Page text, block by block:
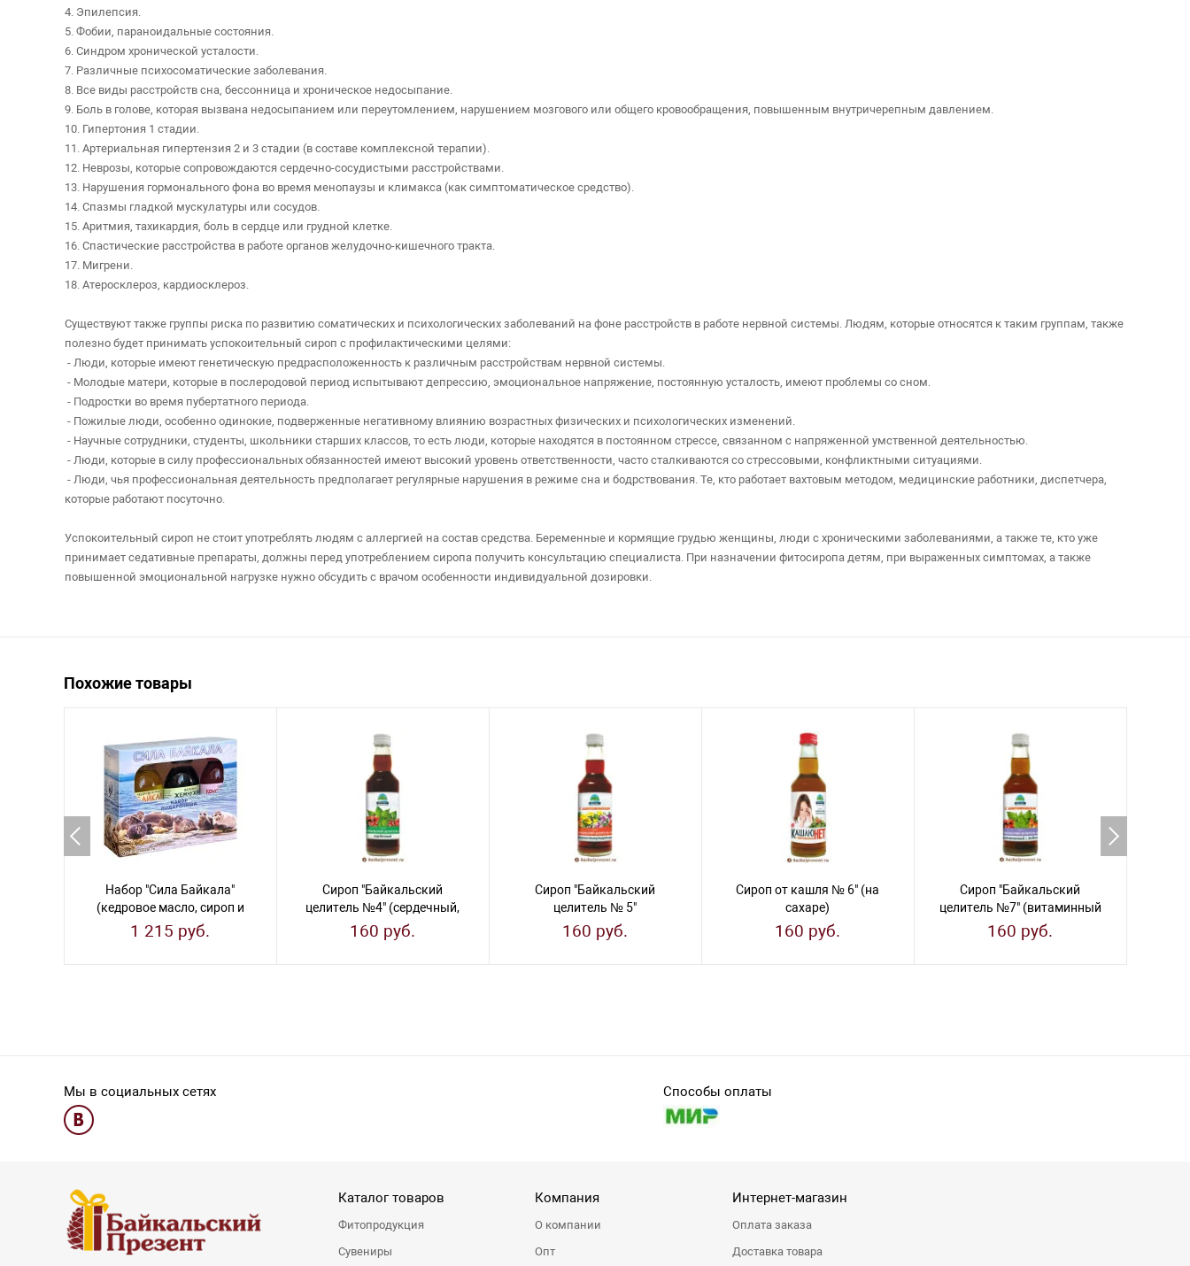
4. Эпилепсия.
5. Фобии, параноидальные состояния.
6. Синдром хронической усталости.
7. Различные психосоматические заболевания.
8. Все виды расстройств сна, бессонница и хроническое недосыпание.
9. Боль в голове, которая вызвана недосыпанием или переутомлением, нарушением мозгового или общего кровообращения, повышенным внутричерепным давлением.
10. Гипертония 1 стадии.
11. Артериальная гипертензия 2 и 3 стадии (в составе комплексной терапии).
12. Неврозы, которые сопровождаются сердечно-сосудистыми расстройствами.
13. Нарушения гормонального фона во время менопаузы и климакса (как симптоматическое средство).
14. Спазмы гладкой мускулатуры или сосудов.
15. Аритмия, тахикардия, боль в сердце или грудной клетке.
16. Спастические расстройства в работе органов желудочно-кишечного тракта.
17. Мигрени.
18. Атеросклероз, кардиосклероз.
Существуют также группы риска по развитию соматических и психологических заболеваний на фоне расстройств в работе нервной системы. Людям, которые относятся к таким группам, также
полезно будет принимать успокоительный сироп с профилактическими целями:
- Люди, которые имеют генетическую предрасположенность к различным расстройствам нервной системы.
- Молодые матери, которые в послеродовой период испытывают депрессию, эмоциональное напряжение, постоянную усталость, имеют проблемы со сном.
- Подростки во время пубертатного периода.
- Пожилые люди, особенно одинокие, подверженные негативному влиянию возрастных физических и психологических изменений.
- Научные сотрудники, студенты, школьники старших классов, то есть люди, которые находятся в постоянном стрессе, связанном с напряженной умственной деятельностью.
- Люди, которые в силу профессиональных обязанностей имеют высокий уровень ответственности, часто сталкиваются со стрессовыми, конфликтными ситуациями.
- Люди, чья профессиональная деятельность предполагает регулярные нарушения в режиме сна и бодрствования. Те, кто работает вахтовым методом, медицинские работники, диспетчера,
которые работают посуточно.
Успокоительный сироп не стоит употреблять людям с аллергией на состав средства. Беременные и кормящие грудью женщины, люди с хроническими заболеваниями, а также те, кто уже
принимает седативные препараты, должны перед употреблением сиропа получить консультацию специалиста. При назначении фитосиропа детям, при выраженных симптомах, а также
повышенной эмоциональной нагрузке нужно обсудить с врачом особенности индивидуальной дозировки.
Похожие товары
Набор "Сила Байкала"
(кедровое масло, сироп и
бальзам по 100 мл)
1 215 руб.
Сироп "Байкальский
целитель №4" (сердечный,
на сахаре)
160 руб.
Сироп "Байкальский
целитель № 5"
(иммуностимулирующий, на
сахаре)
160 руб.
Сироп от кашля № 6" (на
сахаре)
160 руб.
Сироп "Байкальский
целитель №7" (витаминный
с йодом, на сахаре)
160 руб.
Мы в социальных сетях Способы оплаты
Каталог товаров
Фитопродукция
Сувениры
Компания
О компании
Опт
Интернет-магазин
Оплата заказа
Доставка товара